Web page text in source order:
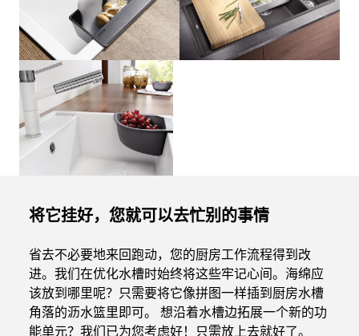
将它挂好，您就可以去忙别的事情
省去不必要地来回跑动，您的厨房工作流程得到改
进。我们在优化水槽时始终将这些牢记心间。海绵应
该放到哪里呢？只需要将它像拼图一样插到厨房水槽
角落的沥水篮里即可。 想沿着水槽边拓展一个新的功
能单元？我们已为您考虑好！只需放上去就好了。